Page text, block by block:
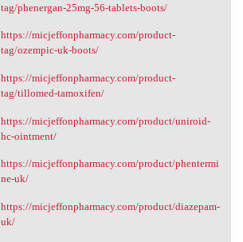
tag/phenergan-25mg-56-tablets-boots/
https://micjeffonpharmacy.com/product-
tag/ozempic-uk-boots/
https://micjeffonpharmacy.com/product-
tag/tillomed-tamoxifen/
https://micjeffonpharmacy.com/product/uniroid-
hc-ointment/
https://micjeffonpharmacy.com/product/phentermi
ne-uk/
https://micjeffonpharmacy.com/product/diazepam-
uk/